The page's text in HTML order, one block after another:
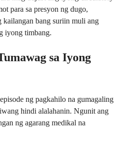
para sa presyon ng dugo,
bang suriin muli ang
iyong timbang.
sa Iyong
ng pagkahilo na gumagaling
hindi alalahanin. Ngunit ang
ng agarang medikal na